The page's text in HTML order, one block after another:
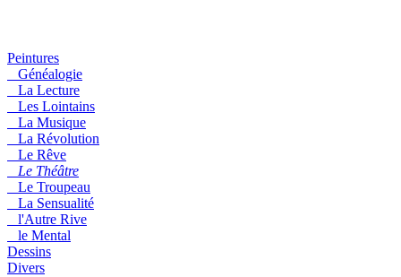
Peintures
Généalogie
La Lecture
Les Lointains
La Musique
La Révolution
Le Rêve
Le Théâtre
Le Troupeau
La Sensualité
l'Autre Rive
le Mental
Dessins
Divers